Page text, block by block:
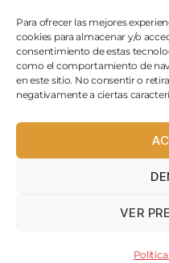
Para ofrecer las mejores
cookies para almacenar y/o
consentimiento de estas
como el comportamiento de
en este sitio. No consentir o
negativamente a ciertas
VER